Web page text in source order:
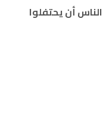
أن يحتفلوا